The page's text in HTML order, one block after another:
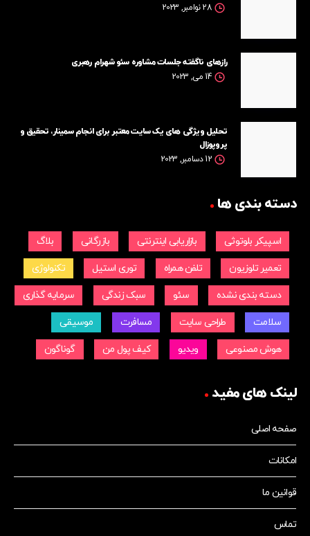
28 نوامبر, 2023
رازهای ناگفته جلسات مشاوره سئو شهرام رهبری
14 می, 2023
تحلیل ویژگی های یک سایت معتبر برای انجام سمینار، تحقیق و
پروپوزال
12 دسامبر, 2023
دسته بندی ها
اسپیکر بلوتوثی بازاریابی اینترنتی بازرگانی بلاگ
تعمیر تلوزیون تلفن همراه توری استیل تکنولوژی
دسته بندی نشده سئو سبک زندگی سرمایه گذاری
سلامت طراحی سایت مسافرت موسیقی
هوش مصنوعی ویدیو کیف پول من گوناگون
لینک های مفید
صفحه اصلی
امکانات
قوانین ما
تماس